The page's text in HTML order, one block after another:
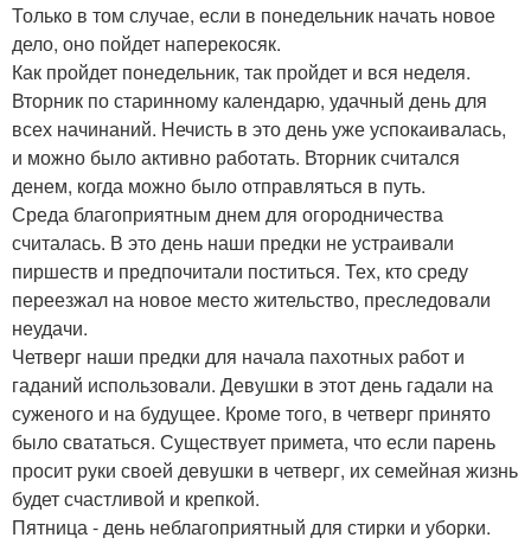
Только в том случае, если в понедельник начать новое
дело, оно пойдет наперекосяк.
Как пройдет понедельник, так пройдет и вся неделя.
Вторник по старинному календарю, удачный день для
всех начинаний. Нечисть в это день уже успокаивалась,
и можно было активно работать. Вторник считался
денем, когда можно было отправляться в путь.
Среда благоприятным днем для огородничества
считалась. В это день наши предки не устраивали
пиршеств и предпочитали поститься. Тех, кто среду
переезжал на новое место жительство, преследовали
неудачи.
Четверг наши предки для начала пахотных работ и
гаданий использовали. Девушки в этот день гадали на
суженого и на будущее. Кроме того, в четверг принято
было свататься. Существует примета, что если парень
просит руки своей девушки в четверг, их семейная жизнь
будет счастливой и крепкой.
Пятница - день неблагоприятный для стирки и уборки.